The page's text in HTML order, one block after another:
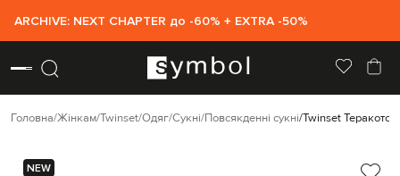
ARCHIVE: NEXT CHAPTER до -60% + EXTRA -50%
Головна Жінкам Twinset Одяг Сукні Повсякденні сукні Twinset
NEW